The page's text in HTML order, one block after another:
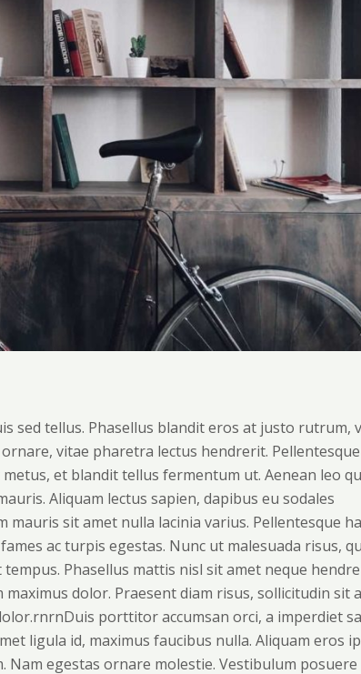
sed tellus. Phasellus blandit eros at justo rutrum,
vitae pharetra lectus hendrerit.
et blandit tellus fermentum ut. Aenean leo
Aliquam lectus sapien, dapibus eu sodales
sit amet nulla lacinia varius. Pellentesque
ac turpis egestas. Nunc ut malesuada risus,
Phasellus mattis nisl sit amet neque
dolor. Praesent diam risus, sollicitudin sit
porttitor accumsan orci, a imperdiet
ligula id, maximus faucibus nulla. Aliquam eros
egestas ornare molestie. Vestibulum posuere